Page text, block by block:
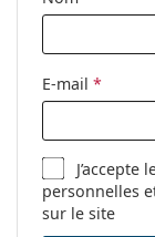
avant l'utilisation.
Catégorie:
Marque:
Utilisation:
Code:
E-mail *
J’accepte
personnelles
sur le site